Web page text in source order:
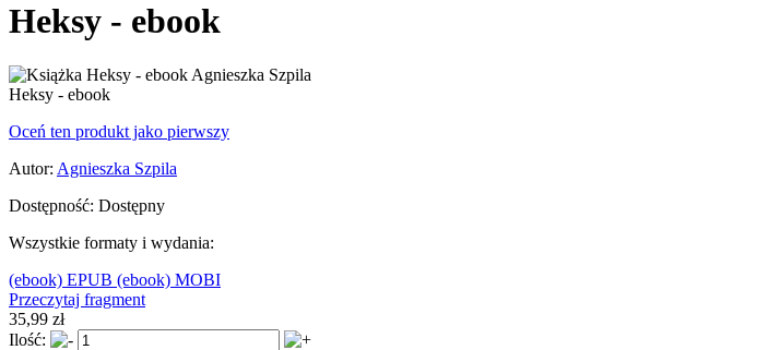
Heksy - ebook
Heksy - ebook
Oceń ten produkt jako pierwszy
Autor: Agnieszka Szpila
Dostępność: Dostępny
Wszystkie formaty i wydania:
(ebook) EPUB (ebook) MOBI
Przeczytaj fragment
35,99 zł
Ilość: